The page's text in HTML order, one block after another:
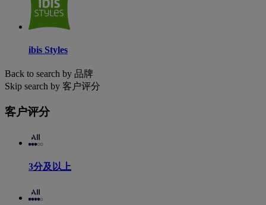
ibis Styles
Back to search by 品牌
Skip search by 客户评分
客户评分
3分及以上